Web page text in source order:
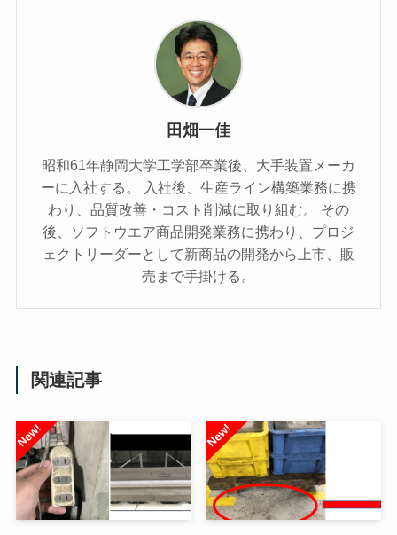
田畑一佳
昭和61年静岡大学工学部卒業後、大手装置メーカ
ーに入社する。 入社後、生産ライン構築業務に携
わり、品質改善・コスト削減に取り組む。 その
後、ソフトウエア商品開発業務に携わり、プロジ
ェクトリーダーとして新商品の開発から上市、販
売まで手掛ける。
関連記事